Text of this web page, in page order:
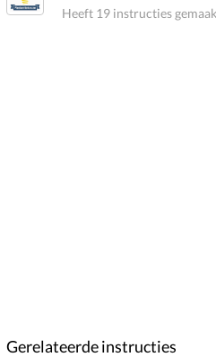
Heeft 19 instructies
Gerelateerde instructies